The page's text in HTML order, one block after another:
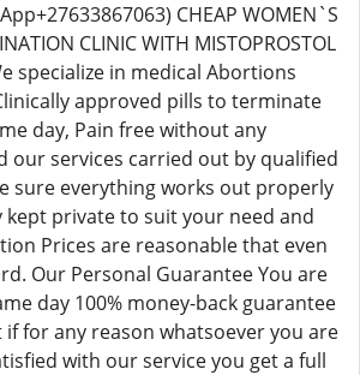
CHEAP WOMEN`S
CLINIC WITH MISTOPROSTOL
specialize in medical Abortions
approved pills to terminate
day, Pain free without any
our services carried out by qualified
sure everything works out properly
private to suit your need and
Prices are reasonable that even
Our Personal Guarantee You are
day 100% money-back guarantee
for any reason whatsoever you are
with our service you get a full